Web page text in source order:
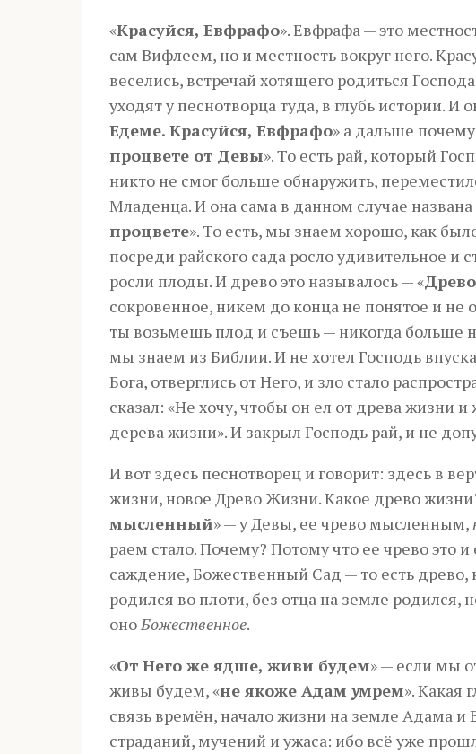
«Красуйся, Евфрафо». Евфрафа — это
сам Вифлеем, но и местность вокруг него.
веселись, встречай хотящего родиться
уходят у песнотворца туда, в глубь истории. И
Едеме. Красуйся, Евфрафо» а дальше
процвете от Девы». То есть рай, который
никто не смог больше обнаружить,
Младенца. И она сама в данном случае названа
процвете». То есть, мы знаем хорошо, как
посреди райского сада росло удивительное и
росли плоды. И древо это называлось — «
сокровенное, никем до конца не понятое и не
ты возьмешь плод и съешь — никогда больше
мы знаем из Библии. И не хотел Господь
Бога, отверглись от Него, и зло стало
сказал: «Не хочу, чтобы он ел от древа жизни
дерева жизни». И закрыл Господь рай, и не
И вот здесь песнотворец и говорит: здесь в
жизни, новое Древо Жизни. Какое древо
мысленный» — у Девы, ее чрево мысленным,
раем стало. Почему? Потому что ее чрево это
саждение, Божественный Сад — то есть древо,
родился во плоти, без отца на земле родился,
оноБожественное.
«От Него же ядше, живи будем» — если мы
живы будем, «не якоже Адам умрем». Какая
связь времён, начало жизни на земле Адама
страданий, мучений и ужаса: ибо всё уже